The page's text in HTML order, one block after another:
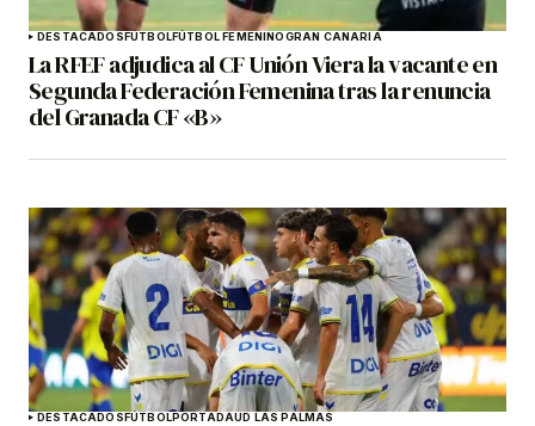
DESTACADOSFÚTBOLFÚTBOL FEMENINOGRAN CANARIA
La RFEF adjudica al CF Unión Viera la vacante en
Segunda Federación Femenina tras la renuncia
del Granada CF «B»
DESTACADOSFÚTBOLPORTADAUD LAS PALMAS